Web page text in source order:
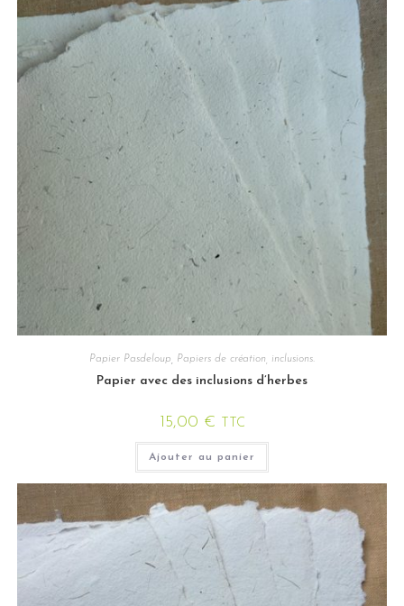
Papier Pasdeloup Papiers de création, inclusions.
Papier avec des inclusions d’herbes
15,00 € TTC
Ajouter au panier